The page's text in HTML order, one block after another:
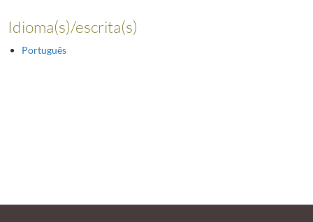
Idioma(s)/escrita(s)
Português